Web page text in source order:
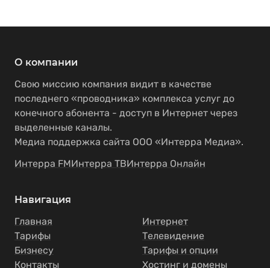
О компании
Свою миссию компания видит в качестве
последнего «проводника» комплекса услуг до
конечного абонента - доступ в Интернет через
выделенные каналы.
Медиа поддержка сайта ООО «Интерра Медиа».
Интерра FMИнтерра ТВИнтерра Онлайн
Навигация
Главная
Тарифы
Бизнесу
Контакты
Интернет
Телевидение
Тарифы и опции
Хостинг и домены